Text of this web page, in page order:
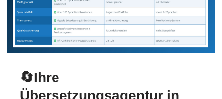
🔄Ihre
Übersetzungsagentur in